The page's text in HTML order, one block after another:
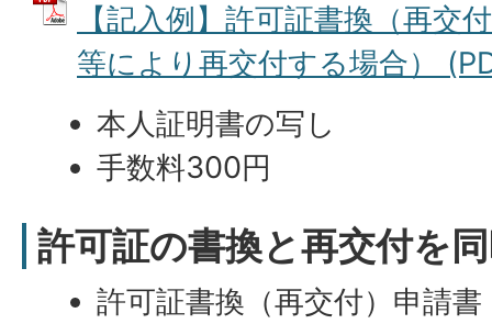
【記入例】許可証書換（再交
等により再交付する場合）
本人証明書の写し
手数料300円
許可証の書換と再交付を
許可証書換（再交付）申請書